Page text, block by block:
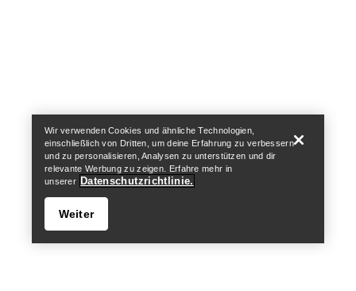
Wir verwenden Cookies und ähnliche Technologien,
einschließlich von Dritten, um deine Erfahrung zu verbessern
und zu personalisieren, Analysen zu unterstützen und dir
relevante Werbung zu zeigen. Erfahre mehr in
unserer Datenschutzrichtlinie.
Weiter